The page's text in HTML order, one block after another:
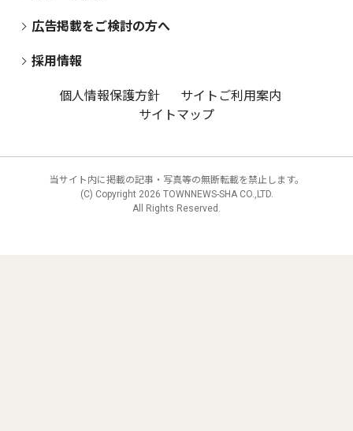
広告掲載をご検討の方へ
採用情報
個人情報保護方針
サイトご利用案内
サイトマップ
当サイト内に掲載の記事・写真等の無断転載を禁止します。
(C) Copyright 2026 TOWNNEWS-SHA CO.,LTD.
All Rights Reserved.